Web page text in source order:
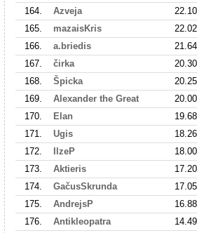
164.
Azveja
22.10
165.
mazaisKris
22.02
166.
a.briedis
21.64
167.
čirka
20.30
168.
Špicka
20.25
169.
Alexander the Great
20.00
170.
Elan
19.68
171.
Ugis
18.26
172.
IlzeP
18.00
173.
Aktieris
17.20
174.
GačusSkrunda
17.05
175.
AndrejsP
16.88
176.
Antikleopatra
14.49